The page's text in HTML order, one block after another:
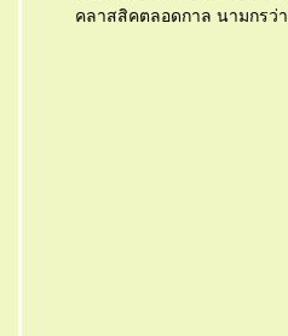
คลาสสิคตลอดกาล นามกรว่า